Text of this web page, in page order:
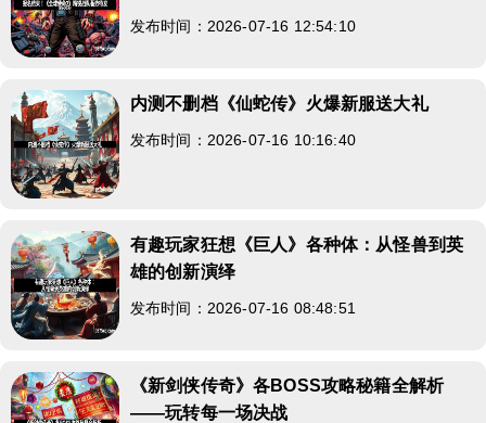
发布时间：2026-07-16 12:54:10
内测不删档《仙蛇传》火爆新服送大礼
发布时间：2026-07-16 10:16:40
有趣玩家狂想《巨人》各种体：从怪兽到英
雄的创新演绎
发布时间：2026-07-16 08:48:51
《新剑侠传奇》各BOSS攻略秘籍全解析
——玩转每一场决战